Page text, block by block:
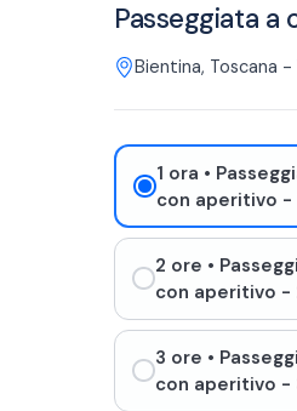
Passeggiata a
Bientina, Toscana -
1 ora •
con aperitivo -
2 ore •
con aperitivo -
3 ore •
con aperitivo -